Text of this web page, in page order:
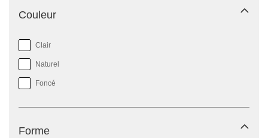
Couleur
Clair
Naturel
Foncé
Forme